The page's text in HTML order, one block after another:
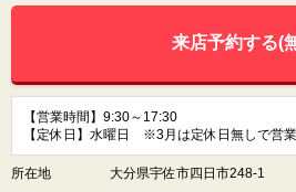
来店予約する(
【営業時間】9:30～17:30
【定休日】水曜日 ※3月は定休日無しで営業
所在地
大分県宇佐市四日市248-1